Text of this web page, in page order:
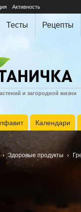
Активность
Тесты Рецепты
и загородной жизни
Календари
Здоровые продукты